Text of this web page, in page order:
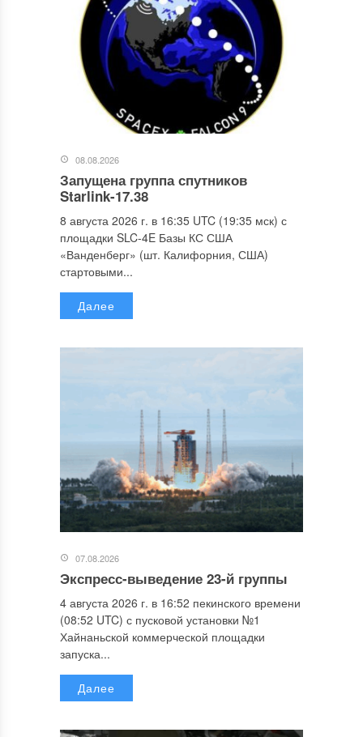
08.08.2026
Запущена группа спутников
Starlink-17.38
8 августа 2026 г. в 16:35 UTC (19:35 мск) с
площадки SLC-4E Базы КС США
«Ванденберг» (шт. Калифорния, США)
стартовыми...
Далее
07.08.2026
Экспресс-выведение 23-й группы
4 августа 2026 г. в 16:52 пекинского времени
(08:52 UTC) с пусковой установки №1
Хайнаньской коммерческой площадки
запуска...
Далее